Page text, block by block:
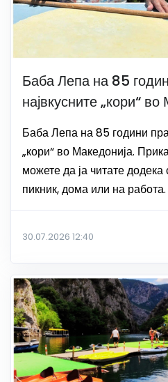
Баба Лепа на 85
највкусните „кори“
Баба Лепа на 85 години
„кори“ во Македонија.
можете да ја читате
пикник, дома или на работа.
30.07.2026 12:40